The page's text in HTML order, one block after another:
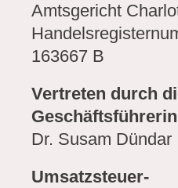
Amtsgericht
163667 B
Vertreten durch
Dr. Susam Dündar
Umsatzsteuer-